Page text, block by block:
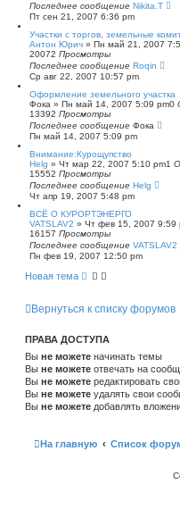
Последнее сообщение Nikita.T
Пт сен 21, 2007 6:36 pm
Участки с торгов, земельные
Антон Юрич » Пн май 21, 2007
20072 Просмотры
Последнее сообщение Roqin
Ср авг 22, 2007 10:57 pm
Оформление земельного участка
Фока » Пн май 14, 2007 5:09 pm0
13392 Просмотры
Последнее сообщение Фока
Пн май 14, 2007 5:09 pm
Внимание:Курощупство
Helg » Чт мар 22, 2007 5:10 pm1
15552 Просмотры
Последнее сообщение Helg
Чт апр 19, 2007 5:48 pm
ВСЁ О КУРОРТЭНЕРГО
VATSLAV2 » Чт фев 15, 2007 9:59
16157 Просмотры
Последнее сообщение VATSLAV2
Пн фев 19, 2007 12:50 pm
Новая тема
Вернуться к списку форумов
ПРАВА ДОСТУПА
Вы не можете начинать темы
Вы не можете отвечать на
Вы не можете редактировать
Вы не можете удалять свои
Вы не можете добавлять
На главную Список